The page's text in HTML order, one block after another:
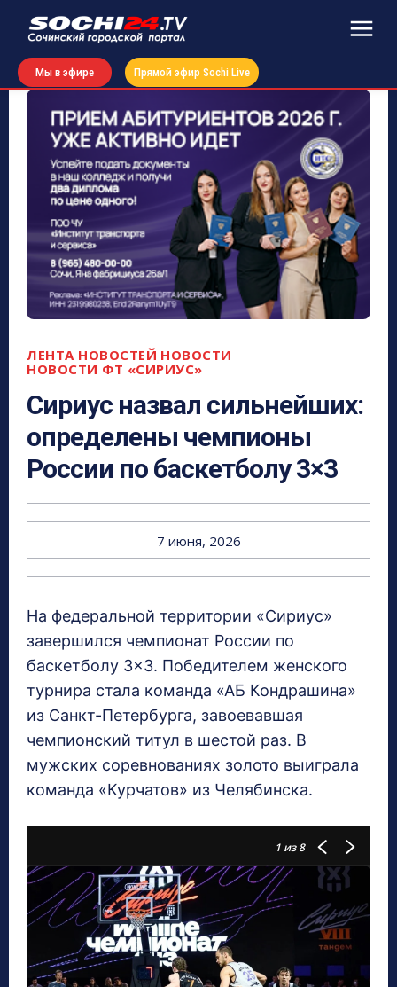
Мы в эфире Прямой эфир Sochi Live
ЛЕНТА НОВОСТЕЙ НОВОСТИ
НОВОСТИ ФТ «СИРИУС»
Сириус назвал сильнейших:
определены чемпионы
России по баскетболу 3×3
7 июня, 2026
На федеральной территории «Сириус»
завершился чемпионат России по
баскетболу 3×3. Победителем женского
турнира стала команда «АБ Кондрашина»
из Санкт-Петербурга, завоевавшая
чемпионский титул в шестой раз. В
мужских соревнованиях золото выиграла
команда «Курчатов» из Челябинска.
1 из 8